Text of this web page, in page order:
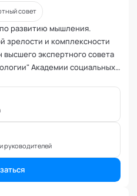
совет
развитию мышления.
зрелости и комплексности
экспертного совета
Академии социальных
руководителей